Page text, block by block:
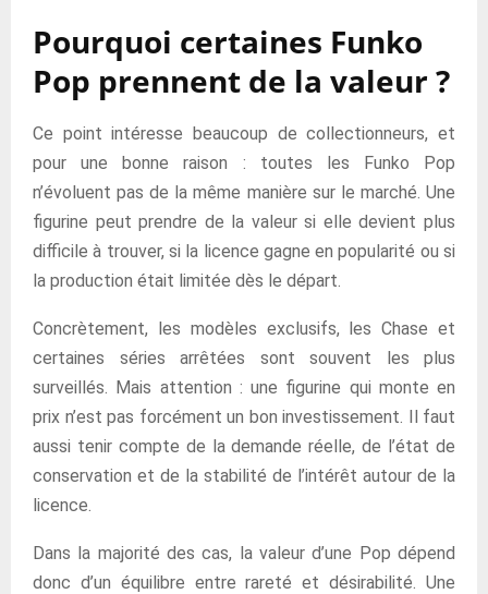
Pourquoi certaines Funko
Pop prennent de la valeur ?
Ce point intéresse beaucoup de collectionneurs, et
pour une bonne raison : toutes les Funko Pop
n’évoluent pas de la même manière sur le marché. Une
figurine peut prendre de la valeur si elle devient plus
difficile à trouver, si la licence gagne en popularité ou si
la production était limitée dès le départ.
Concrètement, les modèles exclusifs, les Chase et
certaines séries arrêtées sont souvent les plus
surveillés. Mais attention : une figurine qui monte en
prix n’est pas forcément un bon investissement. Il faut
aussi tenir compte de la demande réelle, de l’état de
conservation et de la stabilité de l’intérêt autour de la
licence.
Dans la majorité des cas, la valeur d’une Pop dépend
donc d’un équilibre entre rareté et désirabilité. Une